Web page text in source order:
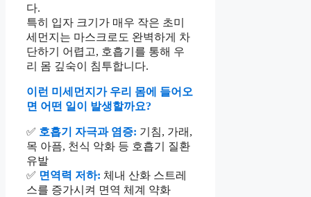
다.
특히 입자 크기가 매우 작은 초미
세먼지는 마스크로도 완벽하게 차
단하기 어렵고, 호흡기를 통해 우
리 몸 깊숙이 침투합니다.
이런 미세먼지가 우리 몸에 들어오
면 어떤 일이 발생할까요?
✅ 호흡기 자극과 염증: 기침, 가래,
목 아픔, 천식 악화 등 호흡기 질환
유발
✅ 면역력 저하: 체내 산화 스트레
스를 증가시켜 면역 체계 약화